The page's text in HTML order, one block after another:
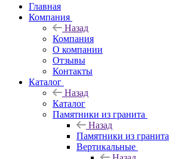
Главная
Компания
Назад
Компания
О компании
Отзывы
Контакты
Каталог
Назад
Каталог
Памятники из гранита
Назад
Памятники из гранита
Вертикальные